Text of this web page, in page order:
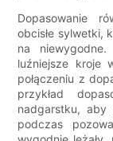
Dopasowanie
obcisłe sylwetki,
na
luźniejsze kroje
połączeniu z
przykład
nadgarstku, aby
podczas